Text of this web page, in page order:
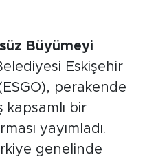
Büyümeyi
Eskişehir
perakende
bir
yayımladı.
genelinde